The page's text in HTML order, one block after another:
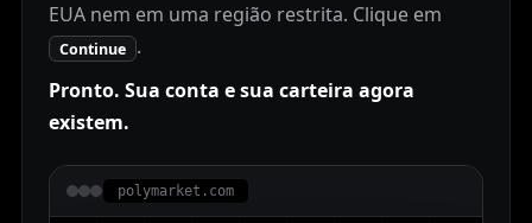
EUA nem em uma região restrita. Clique em
Continue .
Pronto. Sua conta e sua carteira agora
existem.
polymarket.com